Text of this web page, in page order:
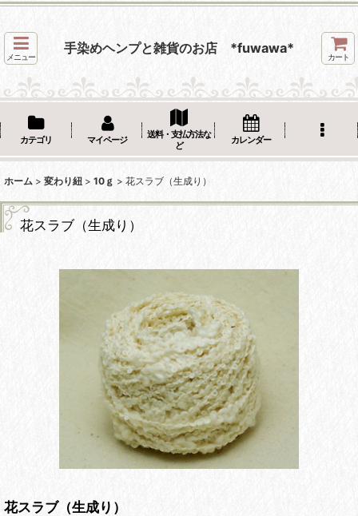
メニュー
手染めヘンプと雑貨のお店 *fuwawa*
カート
カテゴリ マイページ
送料・支払方法な
ど
カレンダー
ホーム > 変わり紐 > 10ｇ > 花スラブ（生成り）
花スラブ（生成り）
花スラブ（生成り）